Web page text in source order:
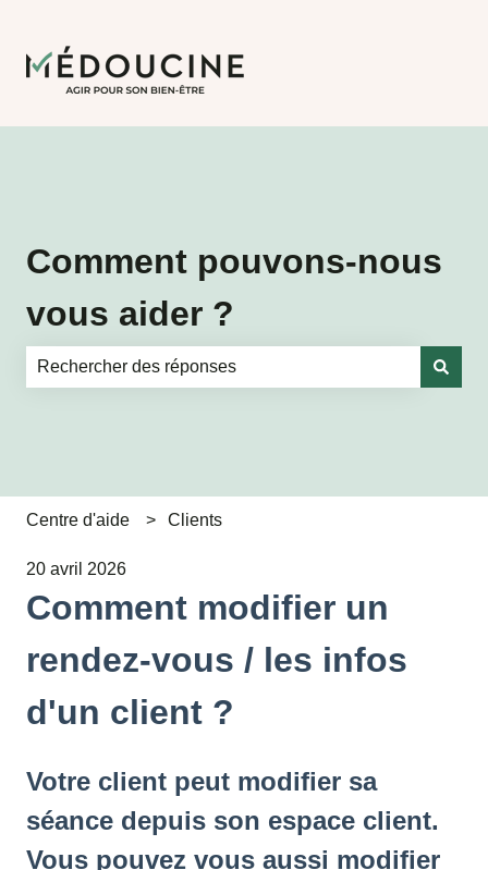
Comment pouvons-nous
vous aider ?
Centre d'aide Clients
20 avril 2026
Comment modifier un
rendez-vous / les infos
d'un client ?
Votre client peut modifier sa
séance depuis son espace client.
Vous pouvez vous aussi modifier